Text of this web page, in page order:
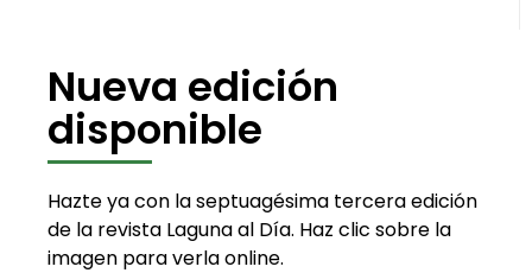
Nueva edición
disponible
Hazte ya con la septuagésima tercera edición
de la revista Laguna al Día. Haz clic sobre la
imagen para verla online.